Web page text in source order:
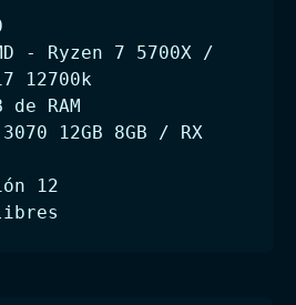
- Ryzen 7 5700X /
12700k
RAM
12GB 8GB / RX
12